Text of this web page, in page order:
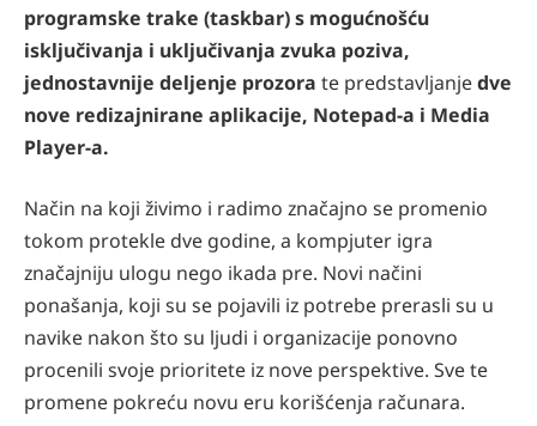
programske trake (taskbar) s mogućnošću
isključivanja i uključivanja zvuka poziva,
jednostavnije deljenje prozora te predstavljanjedve
nove redizajnirane aplikacije, Notepad-a i Media
Player-a.
Način na koji živimo i radimo značajno se promenio
tokom protekle dve godine, a kompjuter igra
značajniju ulogu nego ikada pre. Novi načini
ponašanja, koji su se pojavili iz potrebe prerasli su u
navike nakon što su ljudi i organizacije ponovno
procenili svoje prioritete iz nove perspektive. Sve te
promene pokreću novu eru korišćenja računara.